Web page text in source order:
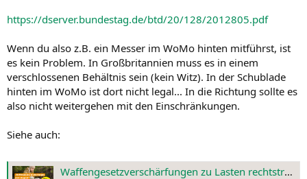
https://dserver.bundestag.de/btd/20/128/2012805.pdf
Wenn du also z.B. ein Messer im WoMo hinten mitführst, ist
es kein Problem. In Großbritannien muss es in einem
verschlossenen Behältnis sein (kein Witz). In der Schublade
hinten im WoMo ist dort nicht legal... In die Richtung sollte es
also nicht weitergehen mit den Einschränkungen.
Siehe auch:
Waffengesetzverschärfungen zu Lasten rechtstreuer Bürger jetzt stoppen! - Online-Petition